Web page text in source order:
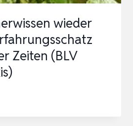
wieder
Zeiten (BLV